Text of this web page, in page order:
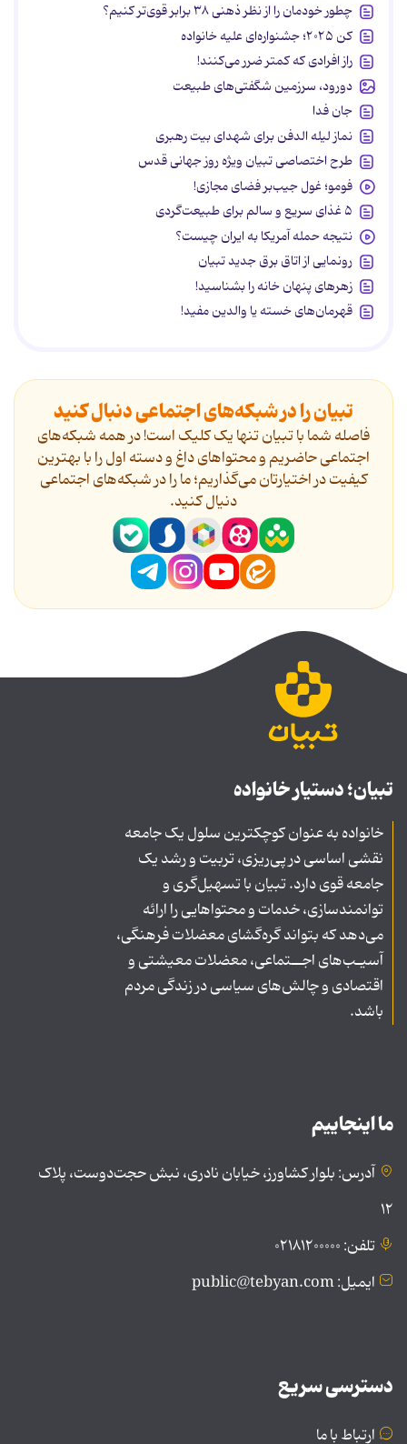
چطور خودمان را از نظر ذهنی ۳۸ برابر قوی‌تر کنیم؟
کن ۲۰۲۵؛ جشنواره‌ای علیه خانواده
راز افرادی که کمتر ضرر می‌کنند!
دورود، سرزمین شگفتی‌های طبیعت
جان فدا
نماز لیله الدفن برای شهدای بیت رهبری
طرح اختصاصی تبیان ویژه روز جهانی قدس
فومو؛ غول جیب‌بر فضای مجازی!
۵ غذای سریع و سالم برای طبیعت‌گردی
نتیجه حمله آمریکا به ایران چیست؟
رونمایی از اتاق برق جدید تبیان
زهرهای پنهان خانه را بشناسید!
قهرمان‌های خسته یا والدین مفید!
تبیان را در شبکه‌های اجتماعی دنبال کنید
فاصله شما با تبیان تنها یک کلیک است! در همه شبکه‌های
اجتماعی حاضریم و محتواهای داغ و دسته اول را با بهترین
کیفیت در اختیارتان می‌گذاریم؛ ما را در شبکه‌های اجتماعی
دنیال کنید.
تبیان؛ دستیار خانواده
خانواده به عنوان کوچکترین سلول یک جامعه
نقشی اساسی در پی‌ریزی، تربیت و رشد یک
جامعه قوی دارد. تبیان با تسهیل‌گری و
توانمندسازی، خدمات و محتواهایی را ارائه
می‌دهد که بتواند گره‌گشای معضلات فرهنگی،
آسیـب‌های اجــتماعی، معضلات معیشتی و
اقتصادی و چالش‌های سیاسی در زندگی مردم
باشد.
ما اینجاییم
آدرس: بلوار کشاورز، خیابان نادری، نبش حجت‌دوست، پلاک
۱۲
تلفن: ۰۲۱۸۱۲۰۰۰۰۰
ایمیل: public@tebyan.com
دسترسی سریع
ارتباط با ما